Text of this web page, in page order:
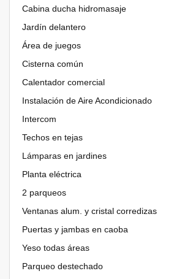
Cabina ducha hidromasaje
Jardín delantero
Área de juegos
Cisterna común
Calentador comercial
Instalación de Aire Acondicionado
Intercom
Techos en tejas
Lámparas en jardines
Planta eléctrica
2 parqueos
Ventanas alum. y cristal corredizas
Puertas y jambas en caoba
Yeso todas áreas
Parqueo destechado